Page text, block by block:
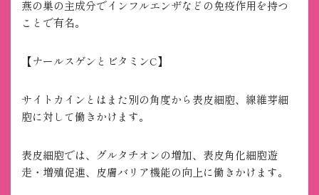
燕の巣の主成分でインフルエンザなどの免疫作用を持つ
ことで有名。
【ナールスゲンとビタミンC】
サイトカインとはまた別の角度から表皮細胞、線維芽細
胞に対して働きかけます。
表皮細胞では、グルタチオンの増加、表皮角化細胞遊
走・増殖促進、皮膚バリア機能の向上に働きかけます。